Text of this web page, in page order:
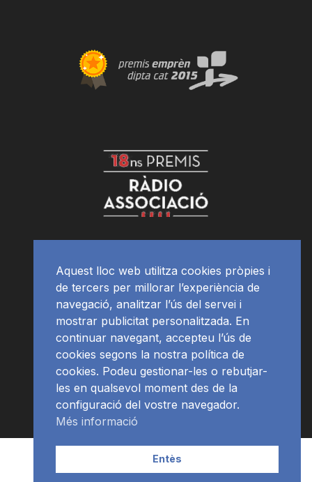
APP Programació
Aquest lloc web utilitza cookies pròpies i
de tercers per millorar l’experiència de
navegació, analitzar l’ús del servei i
mostrar publicitat personalitzada. En
continuar navegant, accepteu l’ús de
cookies segons la nostra política de
cookies. Podeu gestionar-les o rebutjar-
les en qualsevol moment des de la
configuració del vostre navegador.
Més informació
Entès